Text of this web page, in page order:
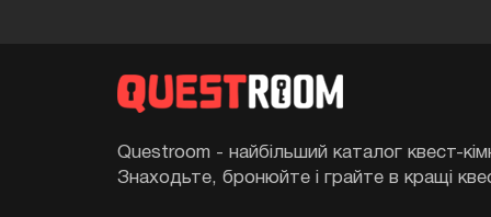
Questroom - найбільший каталог квест-
Знаходьте, бронюйте і грайте в кращі